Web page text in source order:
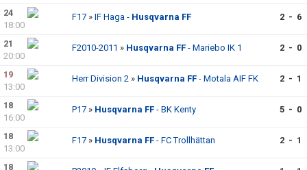
24
18:00
F17 » IF Haga - Husqvarna FF 2 - 6
21
20:00
F2010-2011 » Husqvarna FF - Mariebo IK 1 2 - 0
19
13:00
Herr Division 2 » Husqvarna FF - Motala AIF FK 2 - 1
18
16:00
P17 » Husqvarna FF - BK Kenty 5 - 0
18
13:00
F17 » Husqvarna FF - FC Trollhättan 2 - 1
18